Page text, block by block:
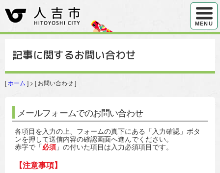
ハンバ
MENU
記事に関するお問い合わせ
[ ホーム ] > [ お問い合わせ ]
メールフォームでのお問い合わせ
各項目を入力の上、フォームの真下にある「入力確認」ボタ
ンを押して送信内容の確認画面へ進んでください。
赤字で「必須 」の付いた項目は入力必須項目です。
【注意事項】